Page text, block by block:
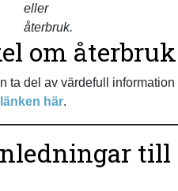
eller
återbruk.
om återbruk
ta del av värdefull
här.
till